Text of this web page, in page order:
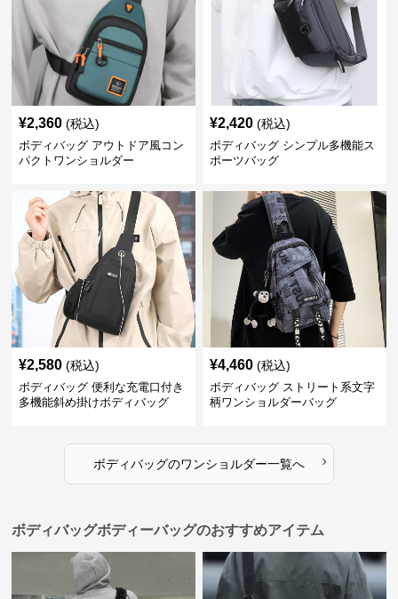
¥2,360 (税込)
ボディバッグ アウトドア風コン
パクトワンショルダー
¥2,420 (税込)
ボディバッグ シンプル多機能ス
ポーツバッグ
¥2,580 (税込)
ボディバッグ 便利な充電口付き
多機能斜め掛けボディバッグ
¥4,460 (税込)
ボディバッグ ストリート系文字
柄ワンショルダーバッグ
ボディバッグのワンショルダー一覧へ ›
ボディバッグボディーバッグのおすすめアイテム